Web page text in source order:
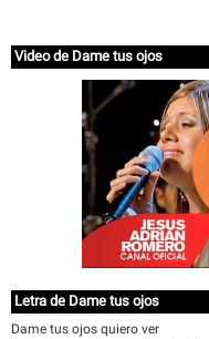
Video de Dame tus ojos
Letra de Dame tus ojos
Dame tus ojos quiero ver